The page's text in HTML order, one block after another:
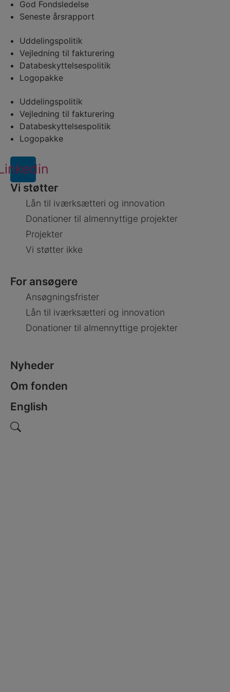
God Fondsledelse
Seneste årsrapport
Uddelingspolitik
Vejledning til fakturering
Databeskyttelsespolitik
Logopakke
Uddelingspolitik
Vejledning til fakturering
Databeskyttelsespolitik
Logopakke
Vi støtter
Lån til iværksætteri og innovation
Donationer til almennyttige projekter
Projekter
Vi støtter ikke
For ansøgere
Ansøgningsfrister
Lån til iværksætteri og innovation
Donationer til almennyttige projekter
Nyheder
Om fonden
English